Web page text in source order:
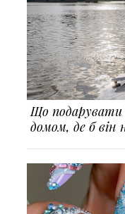
Що подарувати
домом, де б він